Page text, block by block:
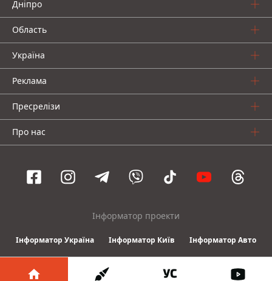
Дніпро
Область
Україна
Реклама
Пресрелізи
Про нас
Інформатор проекти
Інформатор Україна Інформатор Київ Інформатор Авто
© 2016-2026 Informator